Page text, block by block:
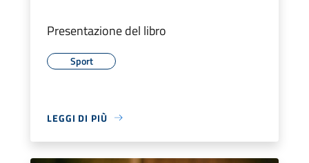
Presentazione del libro
Sport
LEGGI DI PIÙ